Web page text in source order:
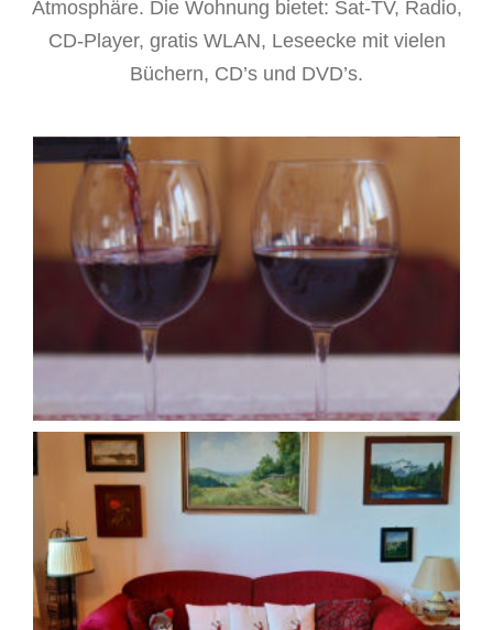
Atmosphäre. Die Wohnung bietet: Sat-TV, Radio,
CD-Player, gratis WLAN, Leseecke mit vielen
Büchern, CD’s und DVD’s.